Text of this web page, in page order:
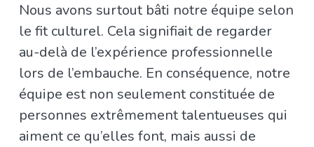
Nous avons surtout bâti notre équipe selon
le fit culturel. Cela signifiait de regarder
au-delà de l’expérience professionnelle
lors de l’embauche. En conséquence, notre
équipe est non seulement constituée de
personnes extrêmement talentueuses qui
aiment ce qu’elles font, mais aussi de